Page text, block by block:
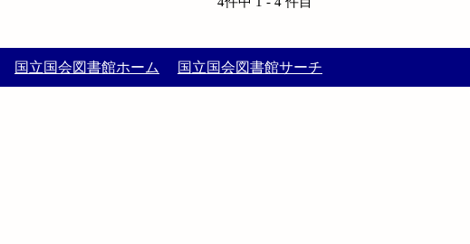
国立国会図書館ホーム 国立国会図書館サーチ